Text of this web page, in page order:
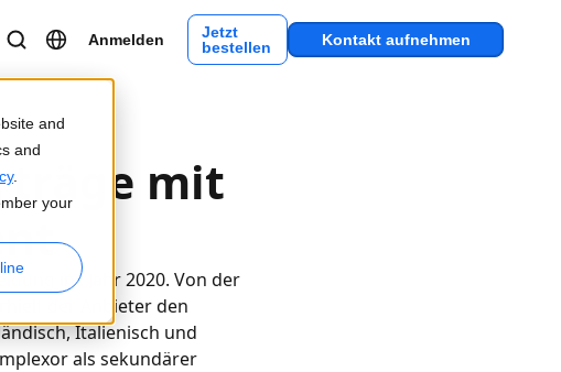
and
and
.
your
Anmelden
Jetzt
bestellen
Kontakt aufnehmen
mit
ins Jahr 2020. Von der
der Anbieter den
Italienisch und
als sekundärer